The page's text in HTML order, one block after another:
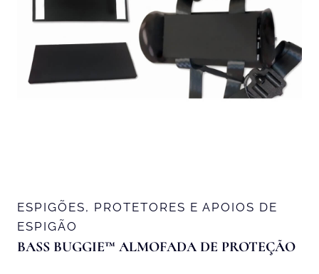
ESPIGÕES, PROTETORES E APOIOS DE
ESPIGÃO
BASS BUGGIE™ ALMOFADA DE PROTEÇÃO